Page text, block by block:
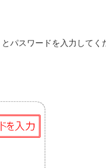
パスワードを入力してく